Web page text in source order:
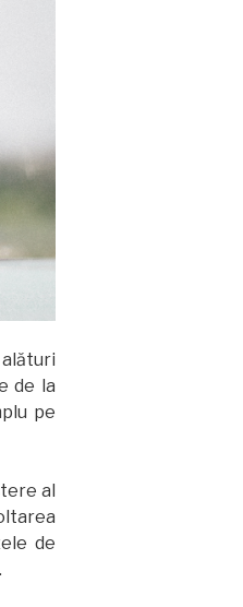
alături
de la
pe
al
de